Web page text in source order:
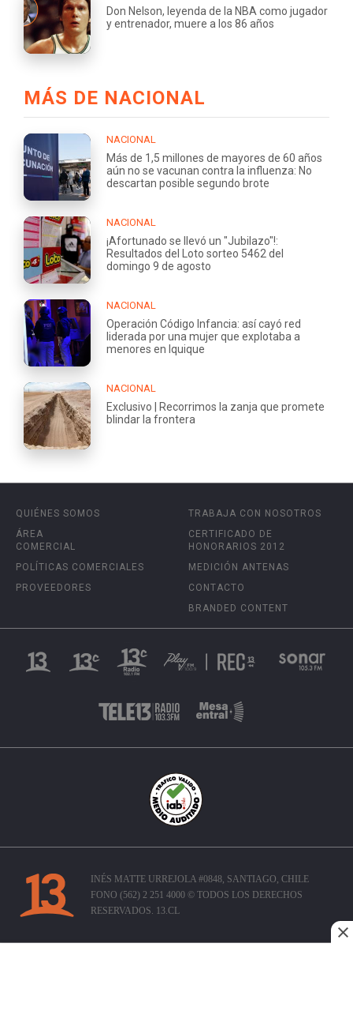
Don Nelson, leyenda de la NBA como jugador
y entrenador, muere a los 86 años
MÁS DE NACIONAL
NACIONAL
Más de 1,5 millones de mayores de 60 años
aún no se vacunan contra la influenza: No
descartan posible segundo brote
NACIONAL
¡Afortunado se llevó un "Jubilazo"!:
Resultados del Loto sorteo 5462 del
domingo 9 de agosto
NACIONAL
Operación Código Infancia: así cayó red
liderada por una mujer que explotaba a
menores en Iquique
NACIONAL
Exclusivo | Recorrimos la zanja que promete
blindar la frontera
QUIÉNES SOMOS
ÁREA
COMERCIAL
POLÍTICAS COMERCIALES
PROVEEDORES
TRABAJA CON NOSOTROS
CERTIFICADO DE
HONORARIOS 2012
MEDICIÓN ANTENAS
CONTACTO
BRANDED CONTENT
INÉS MATTE URREJOLA #0848, SANTIAGO, CHILE
FONO (562) 2 251 4000 © TODOS LOS DERECHOS
RESERVADOS. 13.CL